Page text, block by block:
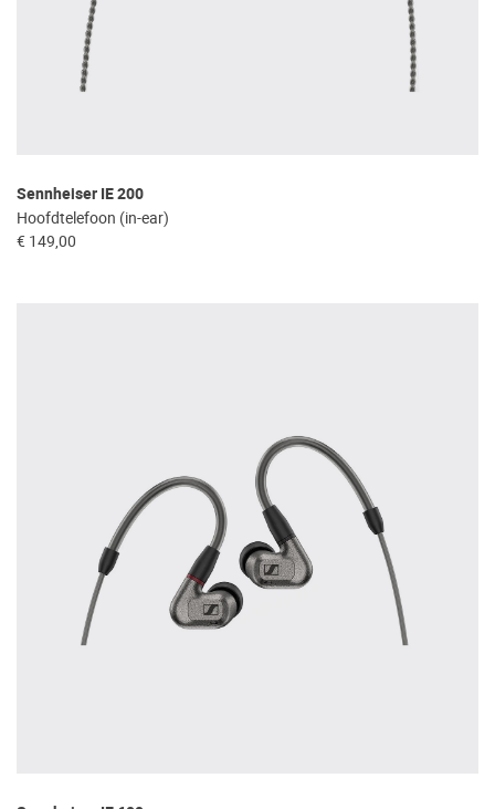
Sennheiser IE 200
Hoofdtelefoon (in-ear)
€ 149,00